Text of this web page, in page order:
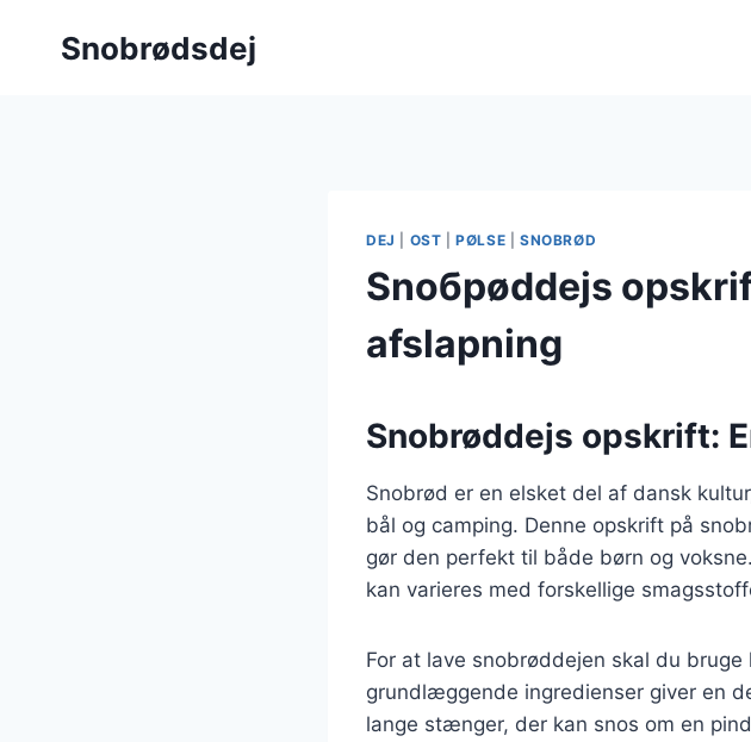
Snobrødsdej
DEJ OST |PØLSE SNOBRØD
Snобрøddejs
afslapning
Snobrøddejs opskrift:
Snobrød er en elsket del af dansk
bål og camping. Denne opskrift på
gør den perfekt til både børn og
kan varieres med forskellige
For at lave snobrøddejen skal du
grundlæggende ingredienser giver en
lange stænger, der kan snos om en